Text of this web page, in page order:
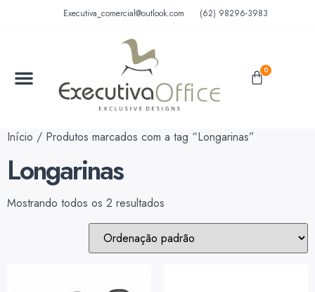
Executiva_comercial@outlook.com (62) 98296-3983
0
Início / Produtos marcados com a tag “Longarinas”
Longarinas
Mostrando todos os 2 resultados